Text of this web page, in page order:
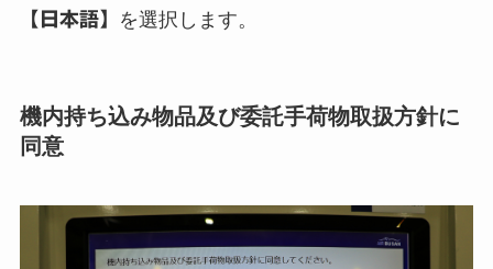
【日本語】 を選択します。
機内持ち込み物品及び委託手荷物取扱方針に
同意